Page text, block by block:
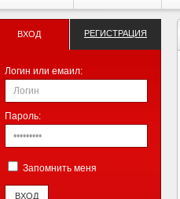
ВХОД РЕГИСТРАЦИЯ
Логин или емаил:
Пароль:
Запомнить меня